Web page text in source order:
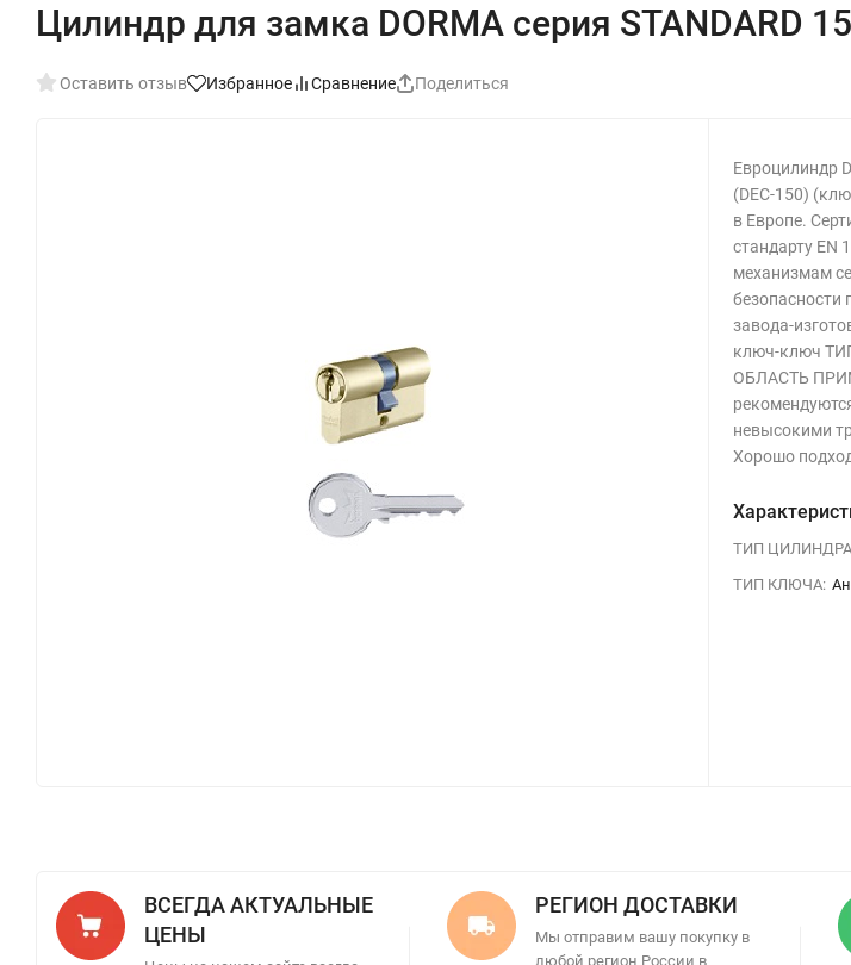
Цилиндр для замка DORMA серия STANDARD
Оставить отзыв Избранное Сравнение Поделиться
Евроцилиндр
(DEC-150)
в Европе.
стандарту
механизмам
безопасности
завода-
ключ-ключ
ОБЛАСТЬ
невысокими
Хорошо
ТИП
ТИП КЛЮЧА:
ВСЕГДА АКТУАЛЬНЫЕ
ЦЕНЫ
РЕГИОН ДОСТАВКИ
Мы отправим вашу покупку в
любой регион России в